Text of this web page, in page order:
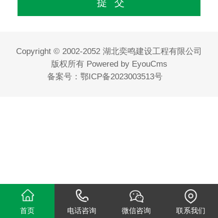
Copyright © 2002-2052 湖北奕鸣建设工程有限公司
版权所有Powered by EyouCms
备案号： 鄂ICP备2023003513号
首页 电话咨询 微信咨询 联系我们